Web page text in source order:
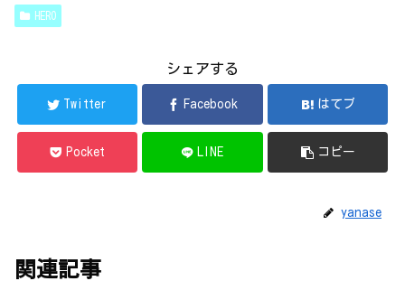
HERO
シェアする
Twitter Facebook はてブ
Pocket LINE コピー
yanase
関連記事